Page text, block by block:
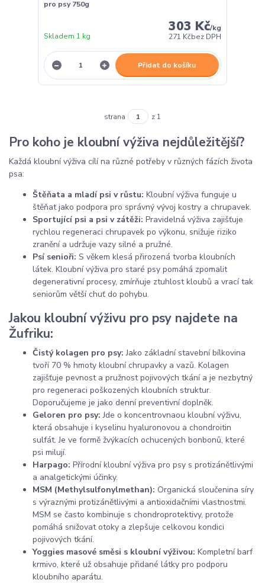
pro psy 750g
303 Kč/kg
271 Kčbez DPH
Skladem 1 kg
Přidat do košíku
strana z 1
Pro koho je kloubní výživa nejdůležitější?
Každá kloubní výživa cílí na různé potřeby v různých fázích života
psa:
Štěňata a mladí psi v růstu: Kloubní výživa funguje u
štěňat jako podpora pro správný vývoj kostry a chrupavek.
Sportující psi a psi v zátěži: Pravidelná výživa zajišťuje
rychlou regeneraci chrupavek po výkonu, snižuje riziko
zranění a udržuje vazy silné a pružné.
Psí senioři: S věkem klesá přirozená tvorba kloubních
látek. Kloubní výživa pro staré psy pomáhá zpomalit
degenerativní procesy, zmírňuje ztuhlost kloubů a vrací tak
seniorům větší chuť do pohybu.
Jakou kloubní výživu pro psy najdete na
Žufriku:
Čistý kolagen pro psy:Jako základní stavební bílkovina
tvoří 70 % hmoty kloubní chrupavky a vazů. Kolagen
zajišťuje pevnost a pružnost pojivových tkání a je nezbytný
pro regeneraci poškozených kloubních struktur.
Doporučujeme je jako denní preventivní doplněk.
Geloren pro psy:Jde o koncentrovnaou kloubní výživu,
která obsahuje i kyselinu hyaluronovou a chondroitin
sulfát. Je ve formě žvýkacích ochucených bonbonů, které
psi milují.
Harpago: Přírodní kloubní výživa pro psy s protizánětlivými
a analgetickými účinky.
MSM (Methylsulfonylmethan): Organická sloučenina síry
s výraznými protizánětlivými a antioxidačními vlastnostmi.
MSM se často kombinuje s chondroprotektivy, protože
pomáhá snižovat otoky a zlepšuje celkovou kondici
pojivových tkání.
Yoggies masové směsi s kloubní výživou: Kompletní barf
krmivo, které už obsahuje přidané látky pro podporu
kloubního aparátu.